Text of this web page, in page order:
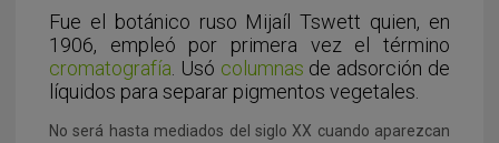
Fue el botánico ruso Mijaíl Tswett quien, en
1906, empleó por primera vez el término
cromatografía . Usó columnas de adsorción de
líquidos para separar pigmentos vegetales.
No será hasta mediados del siglo XX cuando aparezcan